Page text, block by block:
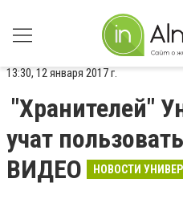
13:30, 12 января 2017 г.
"Хранителей"
учат
ВИДЕО
НОВОСТИ